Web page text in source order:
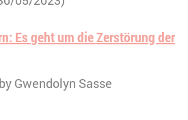
Es geht um die Zerstörung der
Gwendolyn Sasse